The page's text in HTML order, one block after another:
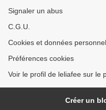
Signaler un abus
C.G.U.
Cookies et données
Préférences cookies
Voir le profil de leliafee sur le
Créer un